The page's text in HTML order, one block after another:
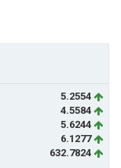
5.2554
4.5584
5.6244
6.1277
632.7824